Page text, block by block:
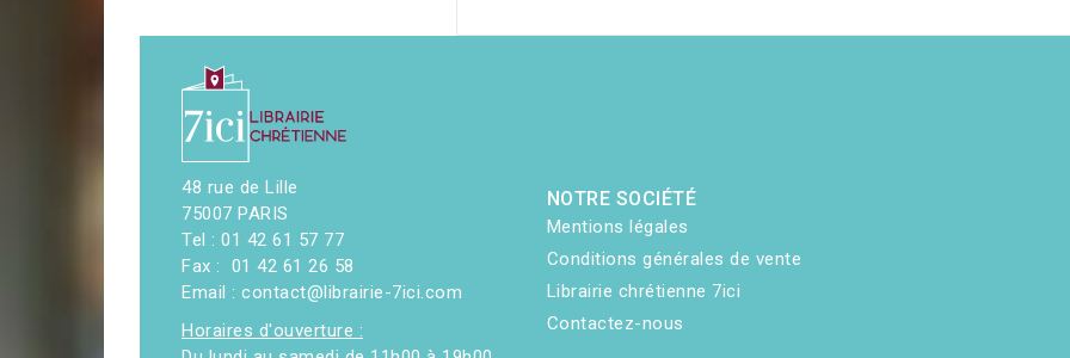
48 rue de Lille
75007 PARIS
Tel : 01 42 61 57 77
Fax : 01 42 61 26 58
Email : contact@librairie-7ici.com
Horaires d'ouverture :
NOTRE SOCIÉTÉ
Mentions légales
Conditions générales de vente
Librairie chrétienne 7ici
Contactez-nous